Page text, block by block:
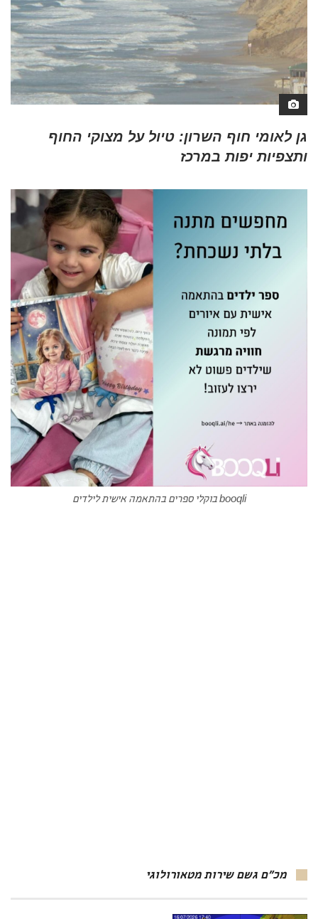
גן לאומי חוף השרון: טיול על מצוקי החוף
ותצפיות יפות במרכז
booqli בוקלי ספרים בהתאמה אישית לילדים
מכ"ם גשם שירות מטאורולוגי